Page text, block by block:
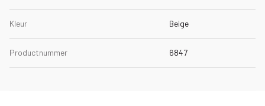
Kleur Beige
Productnummer 6847